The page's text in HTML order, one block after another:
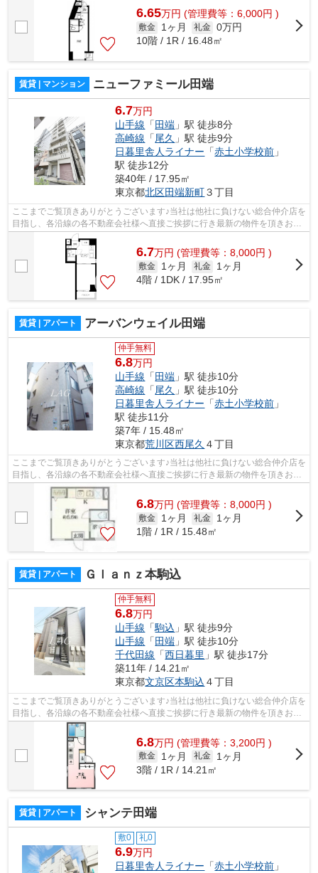
6.65万円 (管理費等：6,000円 )
敷金 1ヶ月 礼金 0万円
10階 / 1R / 16.48㎡
賃貸 | マンション ニューファミール田端
6.7万円
山手線 「 田端 」駅 徒歩8分
高崎線 「尾久 」駅 徒歩9分
日暮里舎人ライナー 「赤土小学校前 」
駅 徒歩12分
築40年 / 17.95㎡
東京都北区田端新町３丁目
ここまでご覧頂きありがとうございます♪当社は他社に負けない総合仲介店を
目指し、各沿線の各不動産会社様へ直接ご挨拶に行き最新の物件を頂きお客
様へ提供しております！最新の情報は...
6.7万円 (管理費等：8,000円 )
敷金 1ヶ月 礼金
1ヶ月
4階 / 1DK / 17.95㎡
賃貸 | アパート アーバンウェイル田端
仲手無料
6.8万円
山手線 「田端 」駅 徒歩10分
高崎線 「尾久 」駅 徒歩10分
日暮里舎人ライナー 「赤土小学校前 」
駅 徒歩11分
築7年 / 15.48㎡
東京都荒川区西尾久 ４丁目
ここまでご覧頂きありがとうございます♪当社は他社に負けない総合仲介店を
目指し、各沿線の各不動産会社様へ直接ご挨拶に行き最新の物件を頂きお客
様へ提供しております！最新の情報は...
6.8万円 (管理費等：8,000円 )
敷金 1ヶ月 礼金
1ヶ月
1階 / 1R / 15.48㎡
賃貸 | アパート Ｇｌａｎｚ本駒込
仲手無料
6.8万円
山手線 「駒込 」駅 徒歩9分
山手線 「 田端 」駅 徒歩10分
千代田線 「西日暮里 」駅 徒歩17分
築11年 / 14.21㎡
東京都文京区本駒込 ４丁目
ここまでご覧頂きありがとうございます♪当社は他社に負けない総合仲介店を
目指し、各沿線の各不動産会社様へ直接ご挨拶に行き最新の物件を頂きお客
様へ提供しております！最新の情報は...
6.8万円 (管理費等：3,200円 )
敷金 1ヶ月 礼金
1ヶ月
3階 / 1R / 14.21㎡
賃貸 | アパート シャンテ田端
敷0 礼0
6.9万円
日暮里舎人ライナー 「赤土小学校前 」